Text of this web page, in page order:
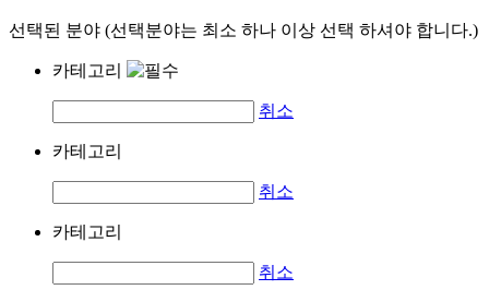
선택된 분야 (선택분야는 최소 하나 이상 선택 하셔야 합니다.)
카테고리
취소
카테고리
취소
카테고리
취소